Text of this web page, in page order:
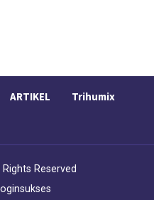
ARTIKEL
Trihumix
Reserved
loginsukses